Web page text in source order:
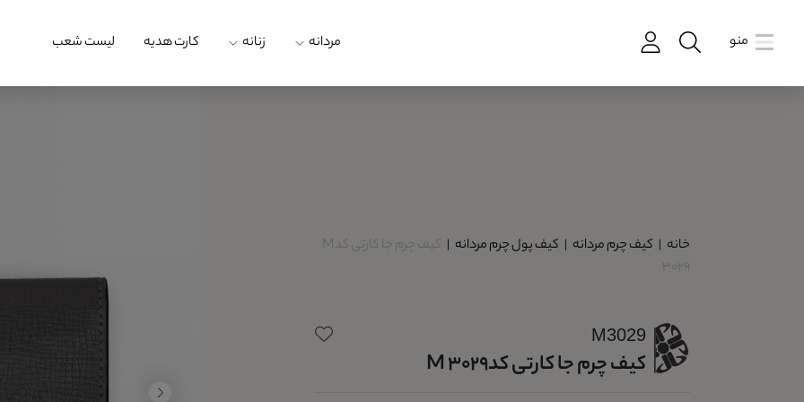
منو مردانه زنانه کارت هدیه لیست شعب
خانه | کیف چرم مردانه | کیف پول چرم مردانه |
کیف چرم جا کارتی کدM
3029
M3029
کیف چرم جا کارتی کدM 3029